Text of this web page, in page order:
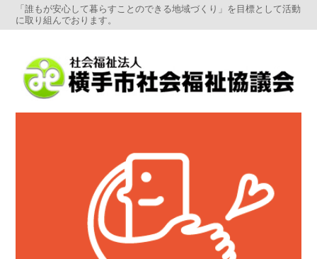
「誰もが安心して暮らすことのできる地域づくり」を目標として活動
に取り組んでおります。